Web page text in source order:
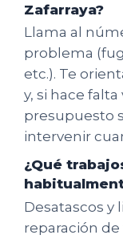
Zafarraya?
Llama al
problema
etc.). Te
y, si hace
presupuesto
intervenir
¿Qué
Desatascos y
reparación